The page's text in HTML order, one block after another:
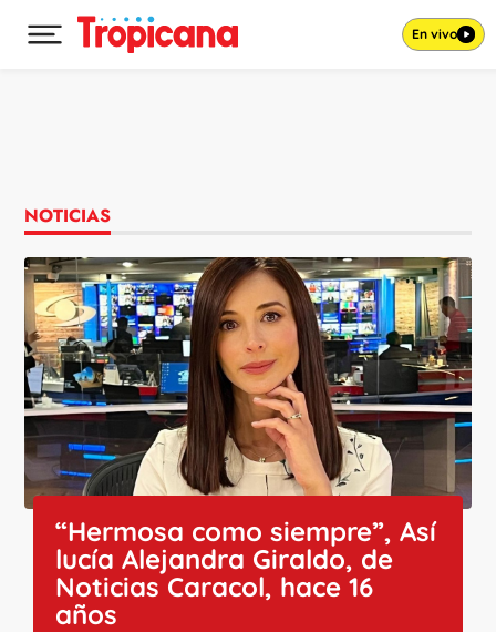
Desplegar menú principal En vivo
NOTICIAS
“Hermosa como siempre”, Así
lucía Alejandra Giraldo, de
Noticias Caracol, hace 16
años